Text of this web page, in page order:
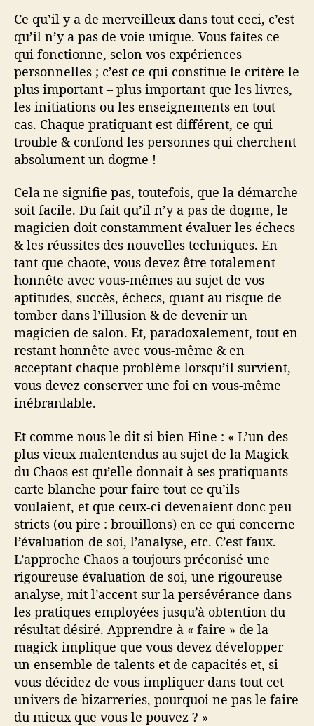
Ce qu’il y a de merveilleux dans tout ceci, c’est
qu’il n’y a pas de voie unique. Vous faites ce
qui fonctionne, selon vos expériences
personnelles ; c’est ce qui constitue le critère le
plus important – plus important que les livres,
les initiations ou les enseignements en tout
cas. Chaque pratiquant est différent, ce qui
trouble & confond les personnes qui cherchent
absolument un dogme !
Cela ne signifie pas, toutefois, que la démarche
soit facile. Du fait qu’il n’y a pas de dogme, le
magicien doit constamment évaluer les échecs
& les réussites des nouvelles techniques. En
tant que chaote, vous devez être totalement
honnête avec vous-mêmes au sujet de vos
aptitudes, succès, échecs, quant au risque de
tomber dans l’illusion & de devenir un
magicien de salon. Et, paradoxalement, tout en
restant honnête avec vous-même & en
acceptant chaque problème lorsqu’il survient,
vous devez conserver une foi en vous-même
inébranlable.
Et comme nous le dit si bien Hine : « L’un des
plus vieux malentendus au sujet de la Magick
du Chaos est qu’elle donnait à ses pratiquants
carte blanche pour faire tout ce qu’ils
voulaient, et que ceux-ci devenaient donc peu
stricts (ou pire : brouillons) en ce qui concerne
l’évaluation de soi, l’analyse, etc. C’est faux.
L’approche Chaos a toujours préconisé une
rigoureuse évaluation de soi, une rigoureuse
analyse, mit l’accent sur la persévérance dans
les pratiques employées jusqu’à obtention du
résultat désiré. Apprendre à « faire » de la
magick implique que vous devez développer
un ensemble de talents et de capacités et, si
vous décidez de vous impliquer dans tout cet
univers de bizarreries, pourquoi ne pas le faire
du mieux que vous le pouvez ? »